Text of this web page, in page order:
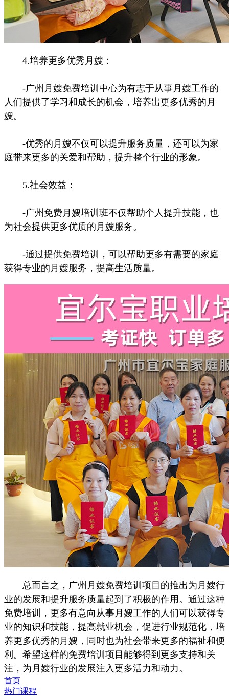
4.培养更多优秀月嫂：
-广州月嫂免费培训中心为有志于从事月嫂工作的
人们提供了学习和成长的机会，培养出更多优秀的月
嫂。
-优秀的月嫂不仅可以提升服务质量，还可以为家
庭带来更多的关爱和帮助，提升整个行业的形象。
5.社会效益：
-广州免费月嫂培训班不仅帮助个人提升技能，也
为社会提供更多优质的月嫂服务。
-通过提供免费培训，可以帮助更多有需要的家庭
获得专业的月嫂服务，提高生活质量。
总而言之，广州月嫂免费培训项目的推出为月嫂行
业的发展和提升服务质量起到了积极的作用。通过这种
免费培训，更多有意向从事月嫂工作的人们可以获得专
业的知识和技能，提高就业机会，促进行业规范化，培
养更多优秀的月嫂，同时也为社会带来更多的福祉和便
利。希望这样的免费培训项目能够得到更多支持和关
注，为月嫂行业的发展注入更多活力和动力。
首页
热门课程